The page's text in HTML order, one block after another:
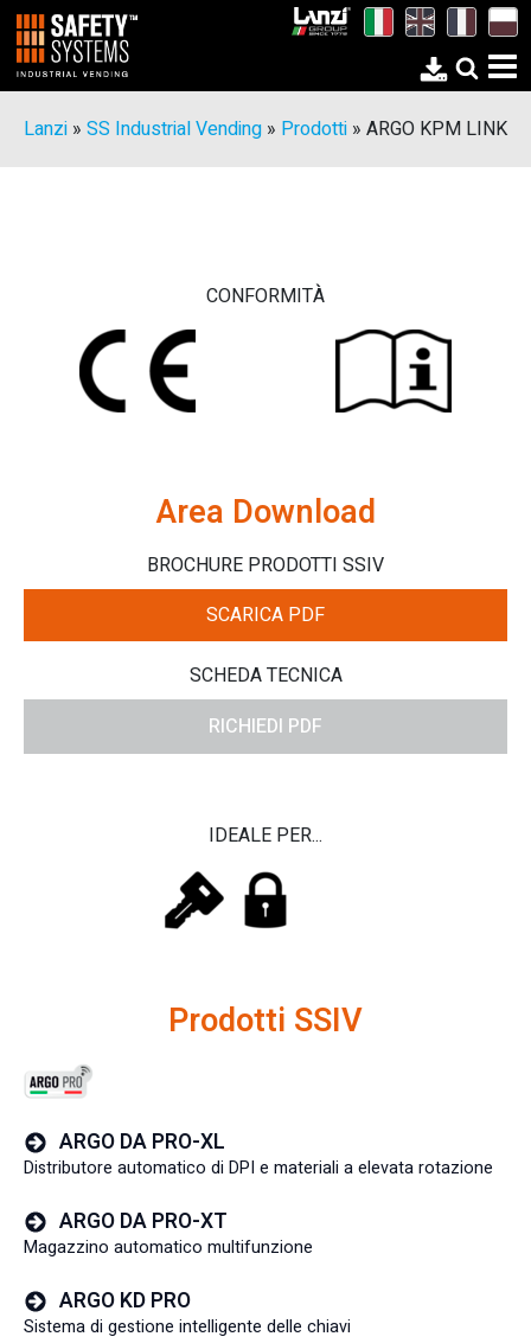
Lanzi » SS Industrial Vending » Prodotti » ARGO KPM LINK
CONFORMITÀ
Area Download
BROCHURE PRODOTTI SSIV
SCARICA PDF
SCHEDA TECNICA
RICHIEDI PDF
IDEALE PER...
Prodotti SSIV
ARGO DA PRO-XL
Distributore automatico di DPI e materiali a elevata rotazione
ARGO DA PRO-XT
Magazzino automatico multifunzione
ARGO KD PRO
Sistema di gestione intelligente delle chiavi